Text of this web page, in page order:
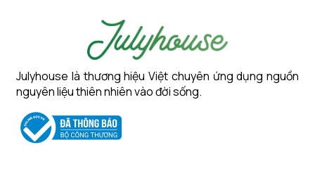
Julyhouse là thương hiệu Việt chuyên ứng dụng nguồn
nguyên liệu thiên nhiên vào đời sống.